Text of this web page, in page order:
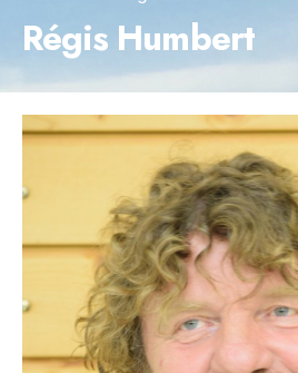
Régis Humbert